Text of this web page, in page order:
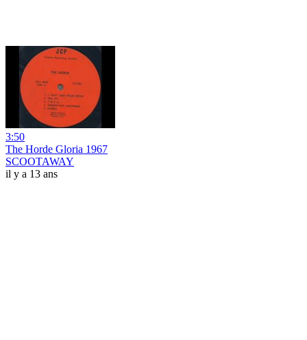
3:50
The Horde Gloria 1967
SCOOTAWAY
il y a 13 ans